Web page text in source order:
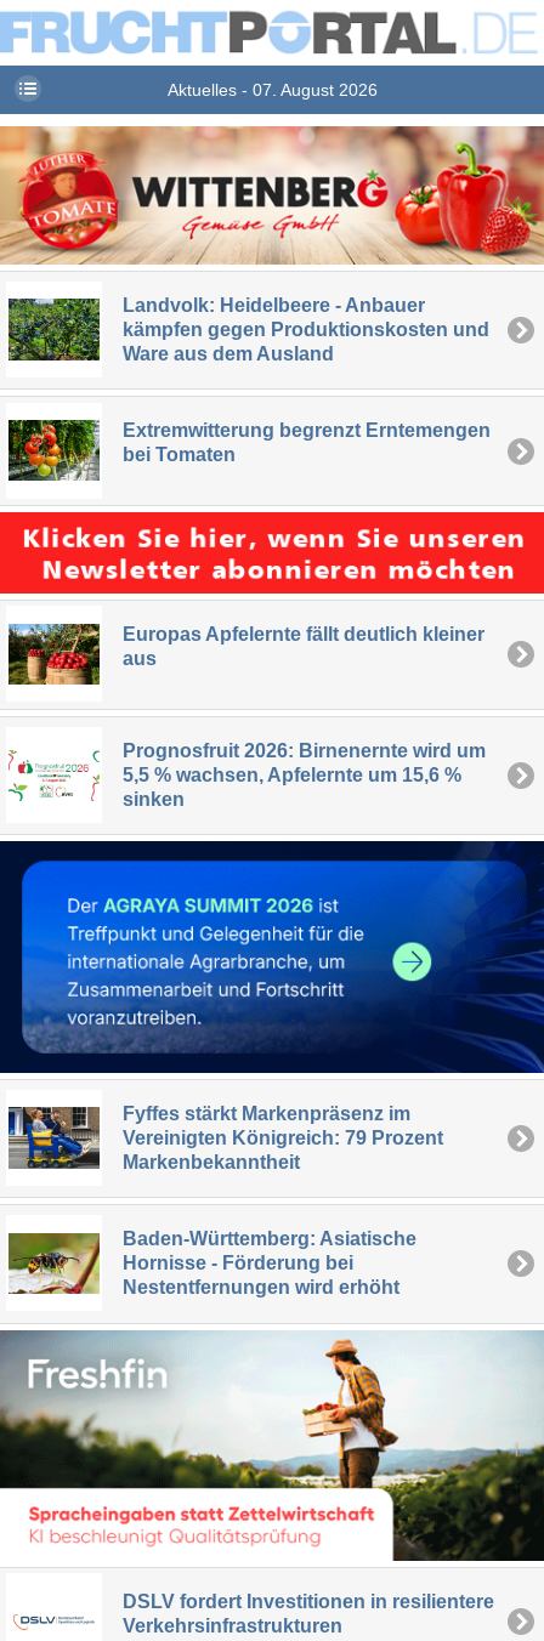
Aktuelles - 07. August 2026
Landvolk: Heidelbeere - Anbauer
kämpfen gegen Produktionskosten und
Ware aus dem Ausland
Extremwitterung begrenzt Erntemengen
bei Tomaten
Europas Apfelernte fällt deutlich kleiner
aus
Prognosfruit 2026: Birnenernte wird um
5,5 % wachsen, Apfelernte um 15,6 %
sinken
Fyffes stärkt Markenpräsenz im
Vereinigten Königreich: 79 Prozent
Markenbekanntheit
Baden-Württemberg: Asiatische
Hornisse - Förderung bei
Nestentfernungen wird erhöht
DSLV fordert Investitionen in resilientere
Verkehrsinfrastrukturen